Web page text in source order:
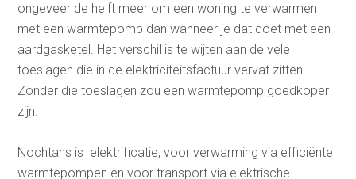
ongeveer de helft meer om een woning te verwarmen
met een warmtepomp dan wanneer je dat doet met een
aardgasketel. Het verschil is te wijten aan de vele
toeslagen die in de elektriciteitsfactuur vervat zitten.
Zonder die toeslagen zou een warmtepomp goedkoper
zijn.
Nochtans is elektrificatie, voor verwarming via efficiënte
warmtepompen en voor transport via elektrische